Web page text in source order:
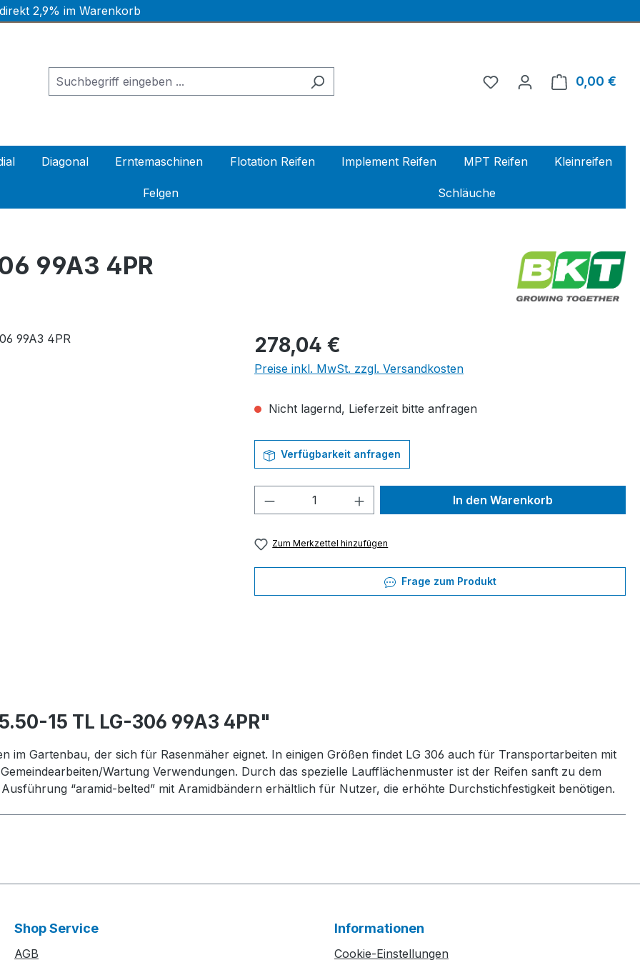
2,9% im Warenkorb
0,00 €
Diagonal Erntemaschinen Flotation Reifen Implement Reifen MPT Reifen Kleinreifen
Felgen Schläuche
99A3 4PR
Regulärer Preis:
278,04 €
Preise inkl. MwSt. zzgl. Versandkosten
Nicht lagernd, Lieferzeit bitte anfragen
Verfügbarkeit anfragen
Produkt Anzahl: Gib den gewünschten Wert
In den Warenkorb
Zum Merkzettel hinzufügen
Frage zum Produkt
15 TL LG-306 99A3 4PR"
im Gartenbau, der sich für Rasenmäher eignet. In einigen Größen findet LG 306 auch für Transportarbeiten mit
Wartung Verwendungen. Durch das spezielle Laufflächenmuster ist der Reifen sanft zu dem
“aramid-belted” mit Aramidbändern erhältlich für Nutzer, die erhöhte Durchstichfestigkeit benötigen.
Shop Service
AGB
Informationen
Cookie-Einstellungen